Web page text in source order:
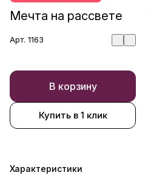
Мечта на рассвете
Арт. 1163
В корзину
Купить в 1 клик
Характеристики